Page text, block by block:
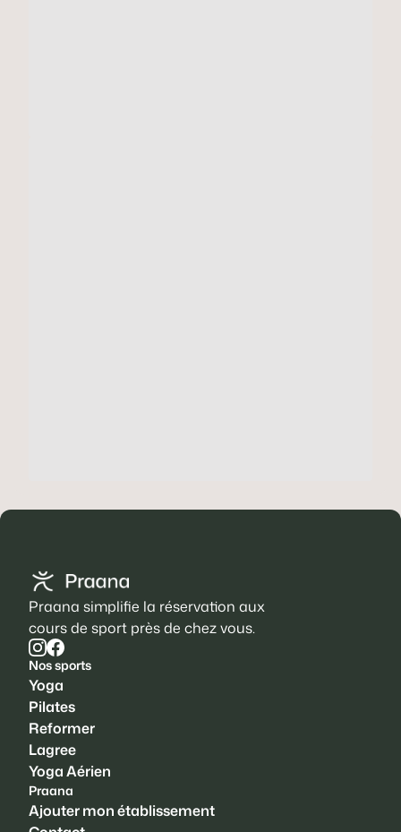
Praana simplifie la réservation aux
cours de sport près de chez vous.
Nos sports
Yoga
Pilates
Reformer
Lagree
Yoga Aérien
Praana
Ajouter mon établissement